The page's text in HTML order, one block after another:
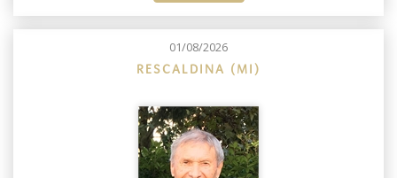
01/08/2026
RESCALDINA (MI)